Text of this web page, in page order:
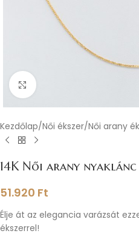
Nagyításhoz kattints ide
Kezdőlap Női ékszer Női arany
14K Női arany
51.920 Ft
Élje át az elegancia varázsát
ékszerrel!